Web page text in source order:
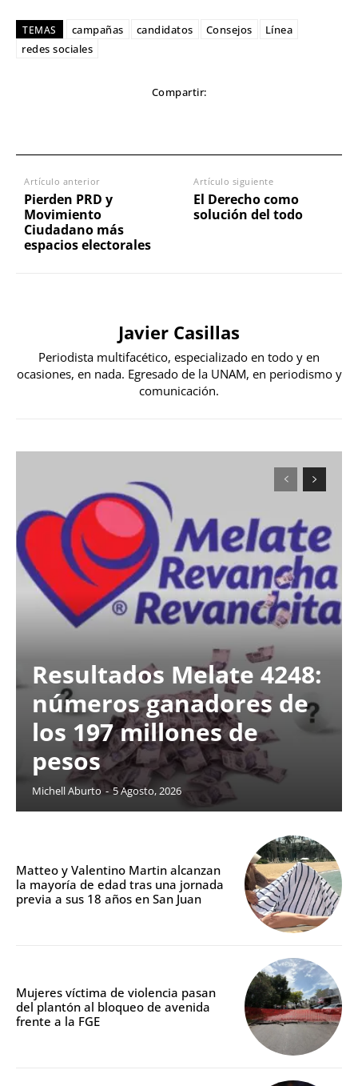
TEMAS campañas candidatos Consejos
Línea
redes sociales
Compartir:
Artículo anterior
Pierden PRD y
Movimiento
Ciudadano más
espacios electorales
Artículo siguiente
El Derecho como
solución del todo
Javier Casillas
Periodista multifacético, especializado en todo y en
ocasiones, en nada. Egresado de la UNAM, en periodismo y
comunicación.
Resultados Melate 4248:
números ganadores de
los 197 millones de
pesos
Michell Aburto - 5 Agosto, 2026
Matteo y Valentino Martin alcanzan
la mayoría de edad tras una jornada
previa a sus 18 años en San Juan
Mujeres víctima de violencia pasan
del plantón al bloqueo de avenida
frente a la FGE